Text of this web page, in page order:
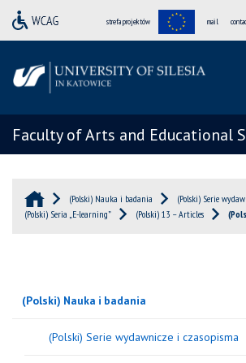
strefa projektów mail
Faculty of Arts and Educational
(Polski) Nauka i badania
(Polski) Serie
(Polski) Seria „E-learning”
(Polski) 13 – Articles
(Polski) Nauka i badania
(Polski) Serie wydawnicze i czasopisma